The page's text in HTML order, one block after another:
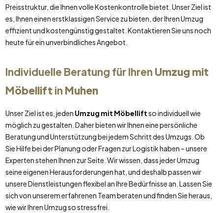
Preisstruktur, die Ihnen volle Kostenkontrolle bietet. Unser Ziel ist
es, Ihnen einen erstklassigen Service zu bieten, der Ihren Umzug
effizient und kostengünstig gestaltet. Kontaktieren Sie uns noch
heute für ein unverbindliches Angebot.
Individuelle Beratung für Ihren Umzug mit
Möbellift in Muhen
Unser Ziel ist es, jeden Umzug mit Möbelliftso individuell wie
möglich zu gestalten. Daher bieten wir Ihnen eine persönliche
Beratung und Unterstützung bei jedem Schritt des Umzugs. Ob
Sie Hilfe bei der Planung oder Fragen zur Logistik haben – unsere
Experten stehen Ihnen zur Seite. Wir wissen, dass jeder Umzug
seine eigenen Herausforderungen hat, und deshalb passen wir
unsere Dienstleistungen flexibel an Ihre Bedürfnisse an. Lassen Sie
sich von unserem erfahrenen Team beraten und finden Sie heraus,
wie wir Ihren Umzug so stressfrei.